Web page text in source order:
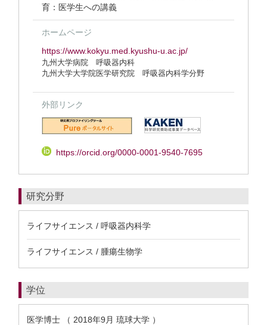
育：医学生への講義
ホームページ
https://www.kokyu.med.kyushu-u.ac.jp/
九州大学病院 呼吸器内科
九州大学大学院医学研究院 呼吸器内科学分野
外部リンク
https://orcid.org/0000-0001-9540-7695
研究分野
ライフサイエンス / 呼吸器内科学
ライフサイエンス / 腫瘍生物学
学位
医学博士 （ 2018年9月 琉球大学 ）